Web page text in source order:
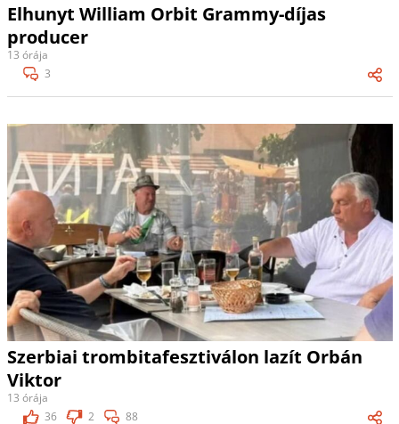
Elhunyt William Orbit Grammy-díjas
producer
13 órája
3
Szerbiai trombitafesztiválon lazít Orbán
Viktor
13 órája
36
2 88